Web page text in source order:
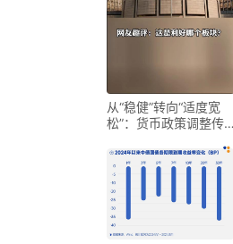
从“稳健”转向“适度宽
松”：货币政策调整传